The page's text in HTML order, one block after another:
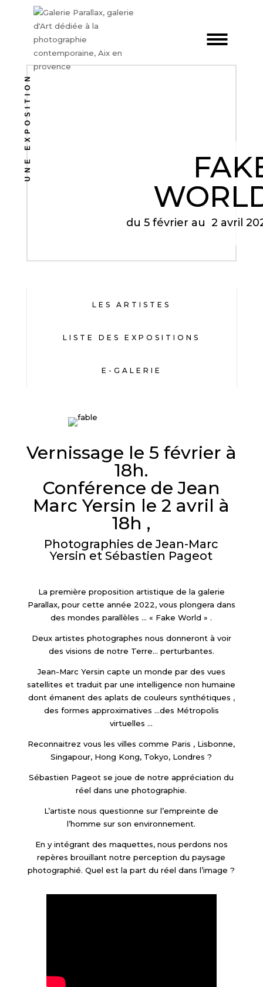
UNE EXPOSITION
du 5 février au 2 avril
LES ARTISTES
LISTE DES EXPOSITIONS
E-GALERIE
Vernissage le 5 février à
18h.
Conférence de Jean
Marc Yersin le 2 avril à
18h ,
Photographies de Jean-Marc
Yersin et Sébastien Pageot
La première proposition artistique de la galerie
Parallax, pour cette année 2022, vous plongera dans
des mondes parallèles … « Fake World» .
Deux artistes photographes nous donneront à voir
des visions de notre Terre… perturbantes.
Jean-Marc Yersin capte un monde par des vues
satellites et traduit par une intelligence non humaine
dont émanent des aplats de couleurs synthétiques ,
des formes approximatives …des Métropolis
virtuelles …
Reconnaitrez vous les villes comme Paris , Lisbonne,
Singapour, Hong Kong, Tokyo, Londres ?
Sébastien Pageot se joue de notre appréciation du
réel dans une photographie.
L’artiste nous questionne sur l’empreinte de
l’homme sur son environnement.
En y intégrant des maquettes, nous perdons nos
repères brouillant notre perception du paysage
photographié. Quel est la part du réel dans l’image ?